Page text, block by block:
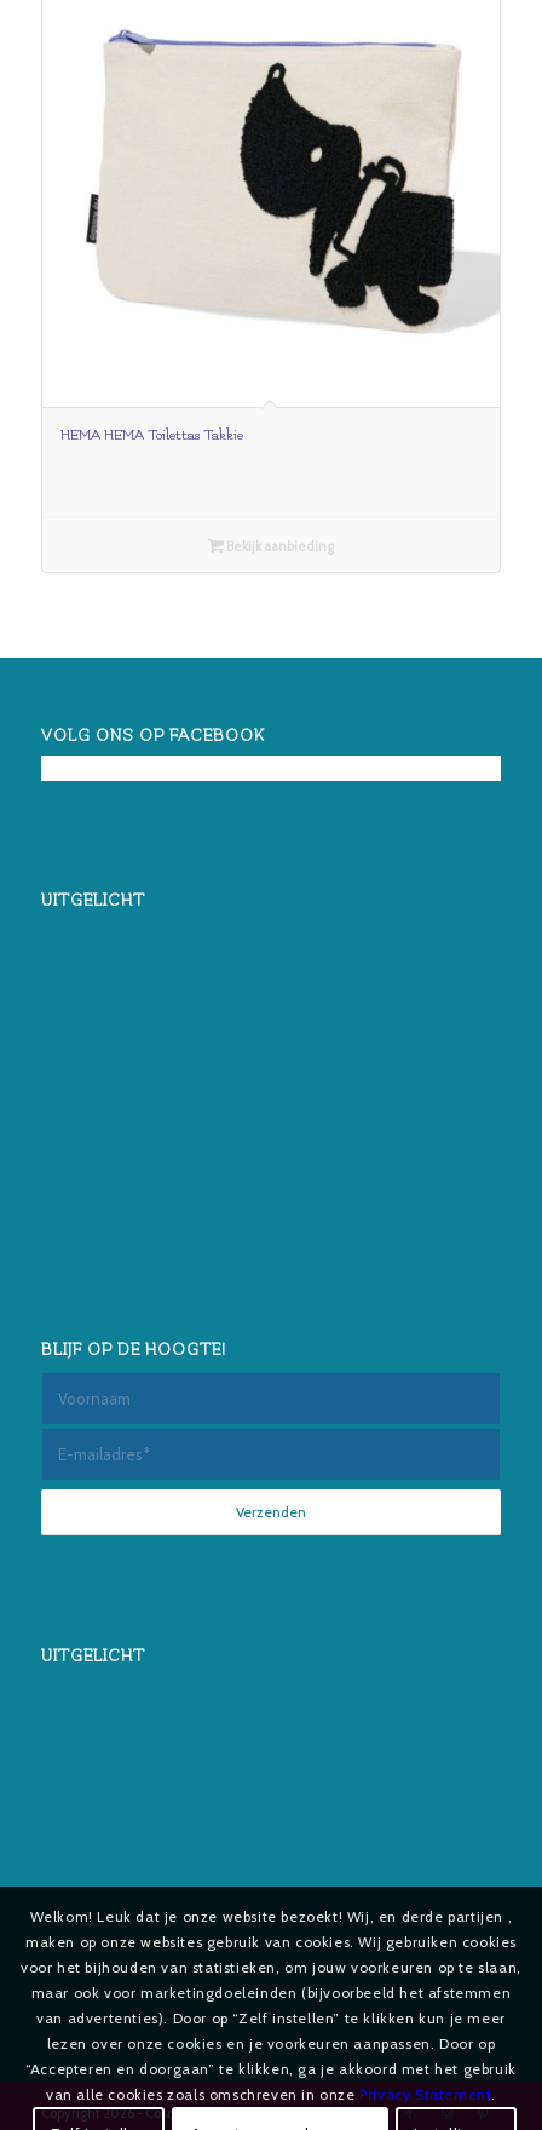
HEMA HEMA Toilettas Takkie
Bekijk aanbieding
VOLG ONS OP FACEBOOK
UITGELICHT
BLIJF OP DE HOOGTE!
UITGELICHT
Copyright2026 - Cosmetica-shop.com
Welkom! Leuk dat je onze website bezoekt! Wij, en derde partijen ,
maken op onze websites gebruik van cookies. Wij gebruiken cookies
voor het bijhouden van statistieken, om jouw voorkeuren op te slaan,
maar ook voor marketingdoeleinden (bijvoorbeeld het afstemmen
van advertenties). Door op “Zelf instellen” te klikken kun je meer
lezen over onze cookies en je voorkeuren aanpassen. Door op
“Accepteren en doorgaan” te klikken, ga je akkoord met het gebruik
van alle cookies zoals omschreven in onzePrivacy Statement.